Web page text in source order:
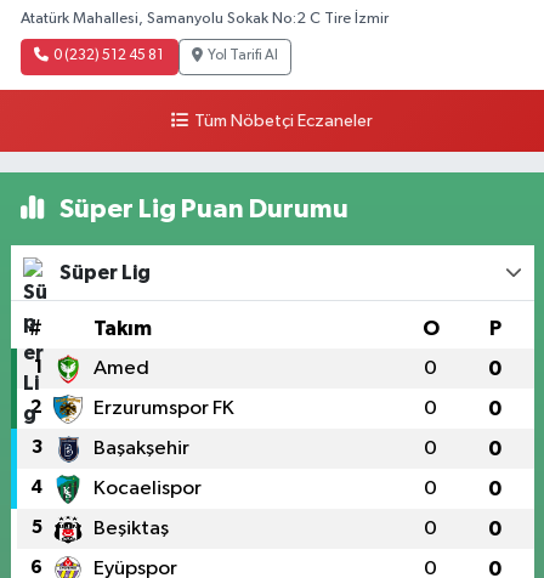
Atatürk Mahallesi, Samanyolu Sokak No:2 C Tire İzmir
0 (232) 512 45 81 Yol Tarifi Al
Tüm Nöbetçi Eczaneler
Süper Lig Puan Durumu
Süper Lig
# Takım O P
1 Amed 0 0
2 Erzurumspor FK 0 0
3 Başakşehir 0 0
4 Kocaelispor 0 0
5 Beşiktaş 0 0
6 Eyüpspor 0 0